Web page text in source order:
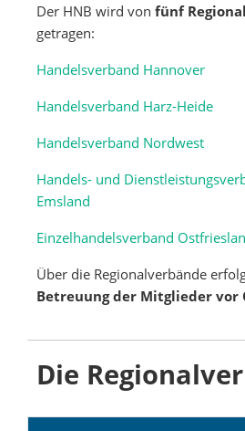
Der HNB wird von fünf
getragen:
Handelsverband Hannover
Handelsverband Harz-Heide
Handelsverband Nordwest
Handels- und
Emsland
Einzelhandelsverband
Über die Regionalverbände
Betreuung der Mitglieder vor
Die